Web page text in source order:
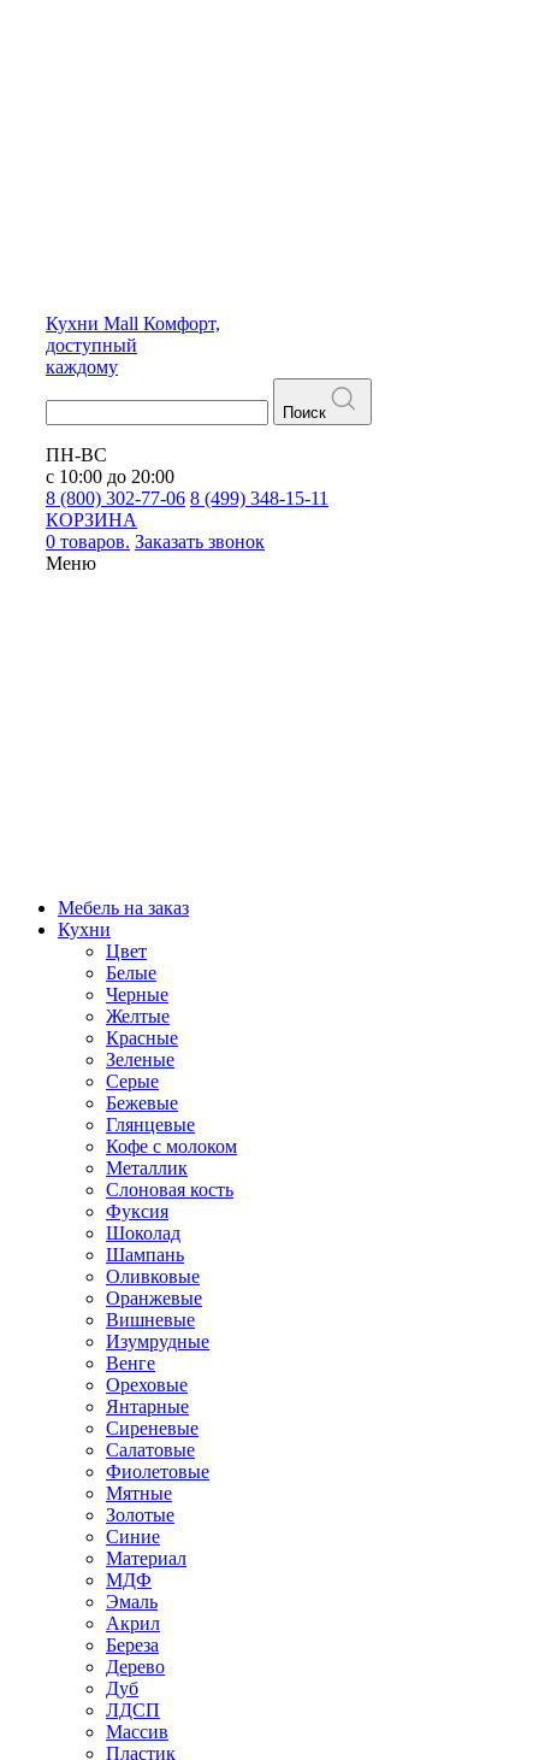
Кухни Mall Комфорт,
доступный
каждому
Поиск
ПН-ВС
с 10:00 до 20:00
8 (800) 302-77-06 8 (499) 348-15-11
КОРЗИНА
0 товаров. Заказать звонок
Меню
Мебель на заказ
Кухни
Цвет
Белые
Черные
Желтые
Красные
Зеленые
Серые
Бежевые
Глянцевые
Кофе с молоком
Металлик
Слоновая кость
Фуксия
Шоколад
Шампань
Оливковые
Оранжевые
Вишневые
Изумрудные
Венге
Ореховые
Янтарные
Сиреневые
Салатовые
Фиолетовые
Мятные
Золотые
Синие
Материал
МДФ
Эмаль
Акрил
Береза
Дерево
Дуб
ЛДСП
Массив
Пластик